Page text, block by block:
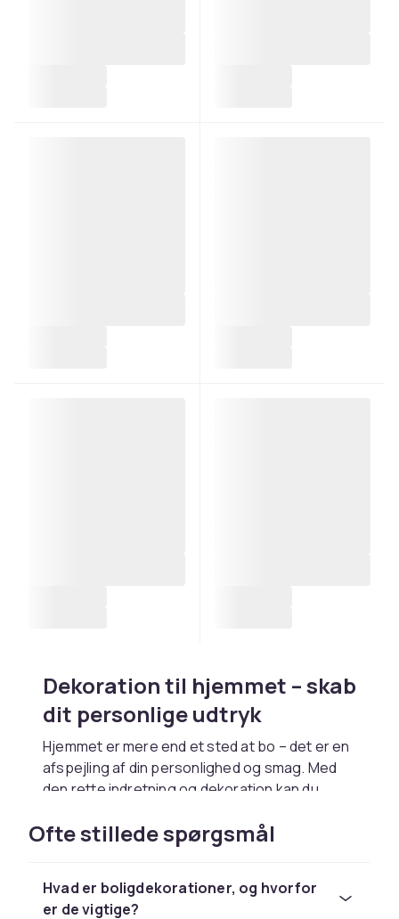
Dekoration til hjemmet – skab
dit personlige udtryk
Hjemmet er mere end et sted at bo – det er en
afspejling af din personlighed og smag. Med
den rette indretning og dekoration kan du
føles præcis rigtigt. Uanset om du
foretrækker skandinavisk enkelhed, boho-
dekorationsgenstande, der passer til din stil.
Ofte stillede spørgsmål
Hvad er boligdekorationer, og hvorfor
er de vigtige?